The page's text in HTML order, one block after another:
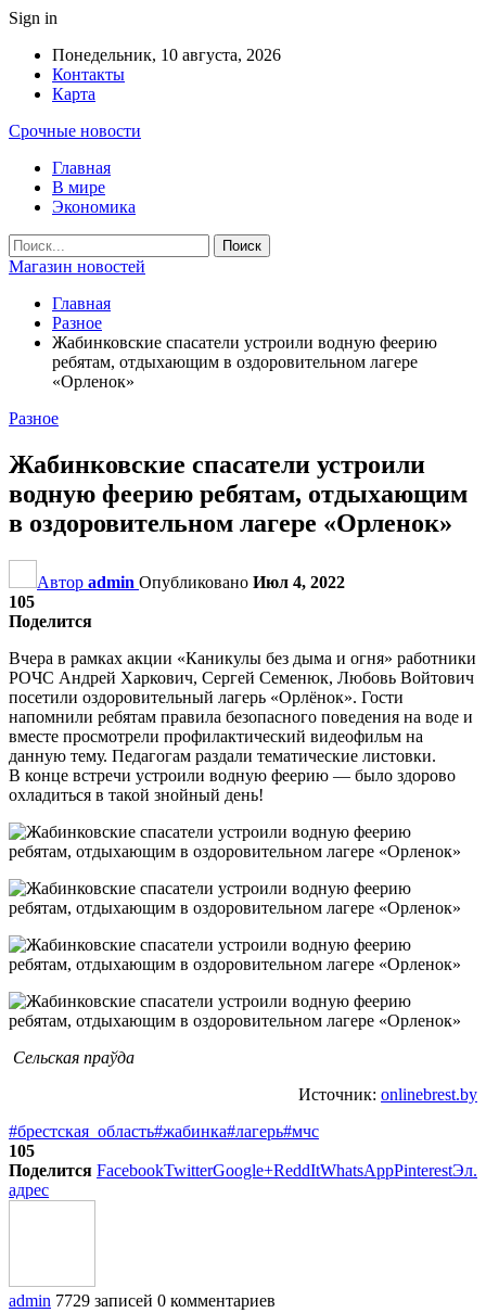
Sign in
Понедельник, 10 августа, 2026
Контакты
Карта
Срочные новости
Главная
В мире
Экономика
Магазин новостей
Главная
Разное
Жабинковские спасатели устроили водную феерию
ребятам, отдыхающим в оздоровительном лагере
«Орленок»
Разное
Жабинковские спасатели устроили
водную феерию ребятам, отдыхающим
в оздоровительном лагере «Орленок»
Автор admin Опубликовано Июл 4, 2022
105
Поделится
Вчера в рамках акции «Каникулы без дыма и огня» работники
РОЧС Андрей Харкович, Сергей Семенюк, Любовь Войтович
посетили оздоровительный лагерь «Орлёнок». Гости
напомнили ребятам правила безопасного поведения на воде и
вместе просмотрели профилактический видеофильм на
данную тему. Педагогам раздали тематические листовки.
В конце встречи устроили водную феерию — было здорово
охладиться в такой знойный день!
Сельская праўда
Источник: onlinebrest.by
#брестская_область#жабинка#лагерь#мчс
105
Поделится FacebookTwitterGoogle+ReddItWhatsAppPinterestЭл.
адрес
admin 7729 записей 0 комментариев